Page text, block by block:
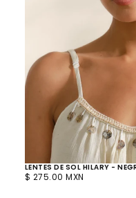
LENTES DE SOL HILARY -
PRECIO
$ 275.00 MXN